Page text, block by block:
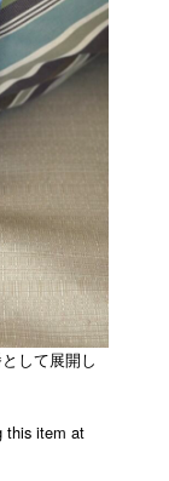
して展開し
this item at